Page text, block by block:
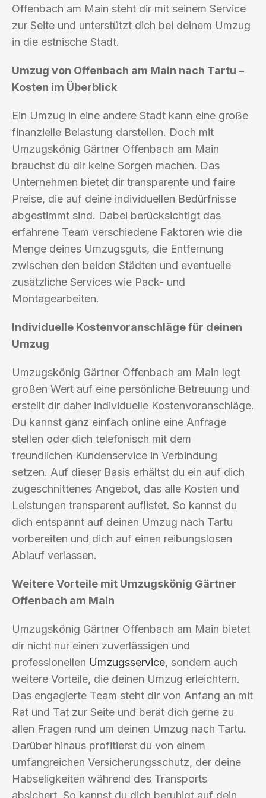
Offenbach am Main steht dir mit seinem Service
zur Seite und unterstützt dich bei deinem Umzug
in die estnische Stadt.
Umzug von Offenbach am Main nach Tartu –
Kosten im Überblick
Ein Umzug in eine andere Stadt kann eine große
finanzielle Belastung darstellen. Doch mit
Umzugskönig Gärtner Offenbach am Main
brauchst du dir keine Sorgen machen. Das
Unternehmen bietet dir transparente und faire
Preise, die auf deine individuellen Bedürfnisse
abgestimmt sind. Dabei berücksichtigt das
erfahrene Team verschiedene Faktoren wie die
Menge deines Umzugsguts, die Entfernung
zwischen den beiden Städten und eventuelle
zusätzliche Services wie Pack- und
Montagearbeiten.
Individuelle Kostenvoranschläge für deinen
Umzug
Umzugskönig Gärtner Offenbach am Main legt
großen Wert auf eine persönliche Betreuung und
erstellt dir daher individuelle Kostenvoranschläge.
Du kannst ganz einfach online eine Anfrage
stellen oder dich telefonisch mit dem
freundlichen Kundenservice in Verbindung
setzen. Auf dieser Basis erhältst du ein auf dich
zugeschnittenes Angebot, das alle Kosten und
Leistungen transparent auflistet. So kannst du
dich entspannt auf deinen Umzug nach Tartu
vorbereiten und dich auf einen reibungslosen
Ablauf verlassen.
Weitere Vorteile mit Umzugskönig Gärtner
Offenbach am Main
Umzugskönig Gärtner Offenbach am Main bietet
dir nicht nur einen zuverlässigen und
professionellen Umzugsservice, sondern auch
weitere Vorteile, die deinen Umzug erleichtern.
Das engagierte Team steht dir von Anfang an mit
Rat und Tat zur Seite und berät dich gerne zu
allen Fragen rund um deinen Umzug nach Tartu.
Darüber hinaus profitierst du von einem
umfangreichen Versicherungsschutz, der deine
Habseligkeiten während des Transports
absichert. So kannst du dich beruhigt auf dein